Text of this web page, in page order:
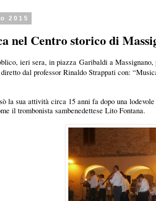
2015
nel Centro storico di
ieri sera, in piazza Garibaldi a
dal professor Rinaldo Strappati con:
la sua attività circa 15 anni fa dopo una
il trombonista sambenedettese Lito Fontana.